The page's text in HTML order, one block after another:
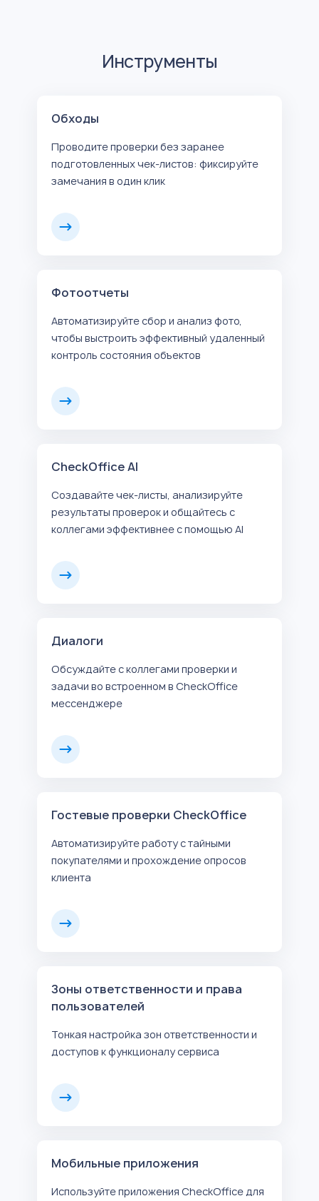
Инструменты
Обходы
Проводите проверки без заранее
подготовленных чек-листов: фиксируйте
замечания в один клик
Фотоотчеты
Автоматизируйте сбор и анализ фото,
чтобы выстроить эффективный удаленный
контроль состояния объектов
CheckOffice AI
Создавайте чек-листы, анализируйте
результаты проверок и общайтесь с
коллегами эффективнее с помощью AI
Диалоги
Обсуждайте с коллегами проверки и
задачи во встроенном в CheckOffice
мессенджере
Гостевые проверки CheckOffice
Автоматизируйте работу с тайными
покупателями и прохождение опросов
клиента
Зоны ответственности и права
пользователей
Тонкая настройка зон ответственности и
доступов к функционалу сервиса
Мобильные приложения
Используйте приложения CheckOffice для